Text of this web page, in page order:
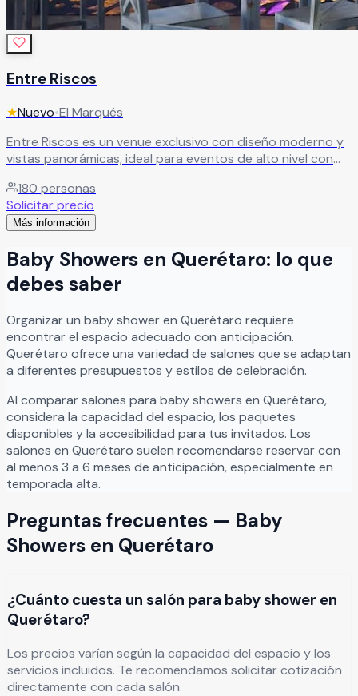
Entre Riscos
★Nuevo•El Marqués
Entre Riscos es un venue exclusivo con diseño moderno y
vistas panorámicas, ideal para eventos de alto nivel con
celebraciones que buscan elegancia, experiencia y un
entorno distintivo.
180 personas
Solicitar precio
Más información
Baby Showers en Querétaro: lo que
debes saber
Organizarun baby showeren Querétaro requiere
encontrar el espacio adecuado con anticipación.
Querétaro ofrece una variedad de salones que se adaptan
a diferentes presupuestos y estilos de celebración.
Al comparar salones para baby showers en Querétaro,
considera la capacidad del espacio, los paquetes
disponibles y la accesibilidad para tus invitados. Los
salones en Querétaro suelen recomendarse reservar con
al menos 3 a 6 meses de anticipación, especialmente en
temporada alta.
Preguntas frecuentes — Baby
Showers en Querétaro
¿Cuánto cuesta un salón para baby shower en
Querétaro?
Los precios varían según la capacidad del espacio y los
servicios incluidos. Te recomendamos solicitar cotización
directamente con cada salón.